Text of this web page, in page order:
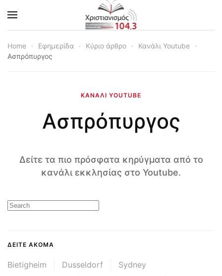
Skip to main content
Home Εφημερίδα Κύριο άρθρο
Κανάλι Youtube
Ασπρόπυργος
ΚΑΝΆΛΙ YOUTUBE
Ασπρόπυργος
Δείτε τα πιο πρόσφατα κηρύγματα από το
κανάλι εκκλησίας στο Youtube.
ΔΕΊΤΕ ΑΚΌΜΑ
Bietigheim Dusseldorf
Sydney